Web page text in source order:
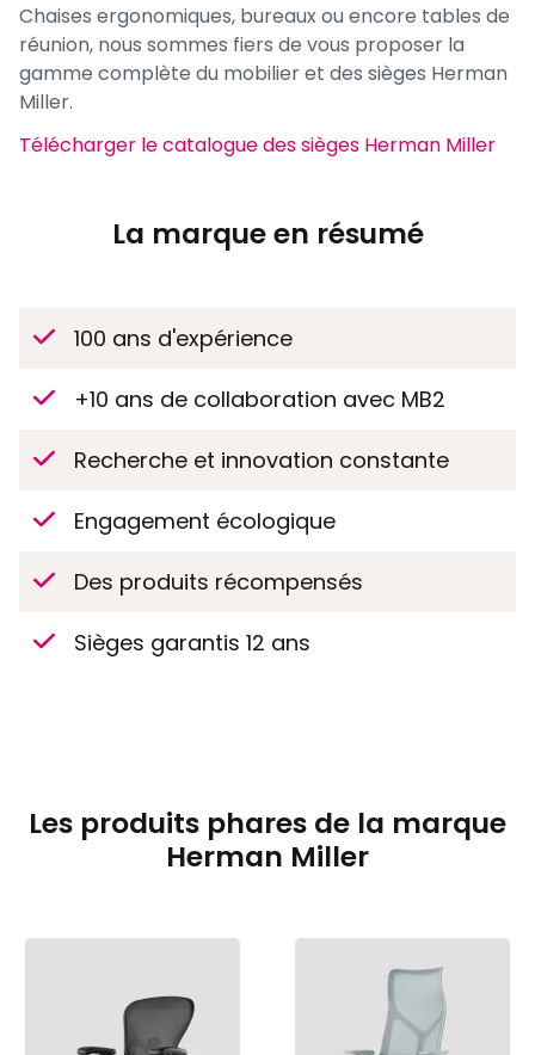
Chaises ergonomiques, bureaux ou encore tables de
réunion, nous sommes fiers de vous proposer la
gamme complète du mobilier et des sièges Herman
Miller.
Télécharger le catalogue des sièges Herman Miller
La marque en résumé
100 ans d'expérience
+10 ans de collaboration avec MB2
Recherche et innovation constante
Engagement écologique​​
Des produits récompensés
Sièges garantis 12 ans
Les produits phares de la marque
Herman Miller